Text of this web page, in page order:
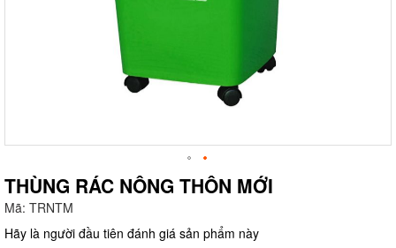
THÙNG RÁC NÔNG THÔN MỚI
Mã: TRNTM
Hãy là người đầu tiên đánh giá sản phẩm này